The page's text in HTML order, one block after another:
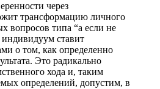
через
трансформацию личного
вопросов типа “а если не
ставит
о том, как определенно
Это радикально
хода и, таким
определений, допустим, в